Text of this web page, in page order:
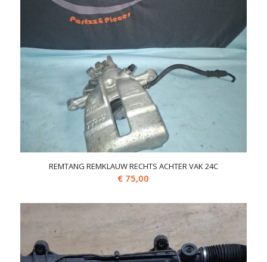
REMTANG REMKLAUW RECHTS ACHTER VAK 24C
€ 75,00